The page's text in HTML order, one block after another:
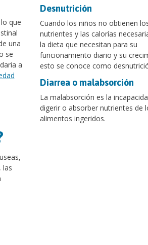
que
una
se
a
las
Desnutrición
Cuando los niños no obtienen
nutrientes y las calorías
la dieta que necesitan para su
funcionamiento diario y su
esto se conoce como
Diarrea o malabsorción
La malabsorción es la
digerir o absorber nutrientes de
alimentos ingeridos.